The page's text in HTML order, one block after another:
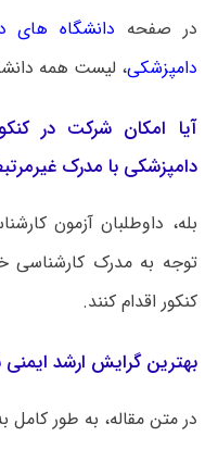
در صفحه دانشگاه های
دامپزشکی، لیست همه
آیا امکان شرکت در
دامپزشکی با مدرک
بله، داوطلبان آزمون
توجه به مدرک
کنکور اقدام کنند.
بهترین گرایش ارشد
در متن مقاله، به طور